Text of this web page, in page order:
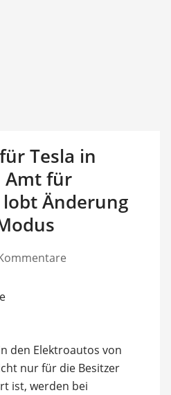
Tesla in
Amt für
Änderung
den Elektroautos von
nur für die Besitzer
ist, werden bei